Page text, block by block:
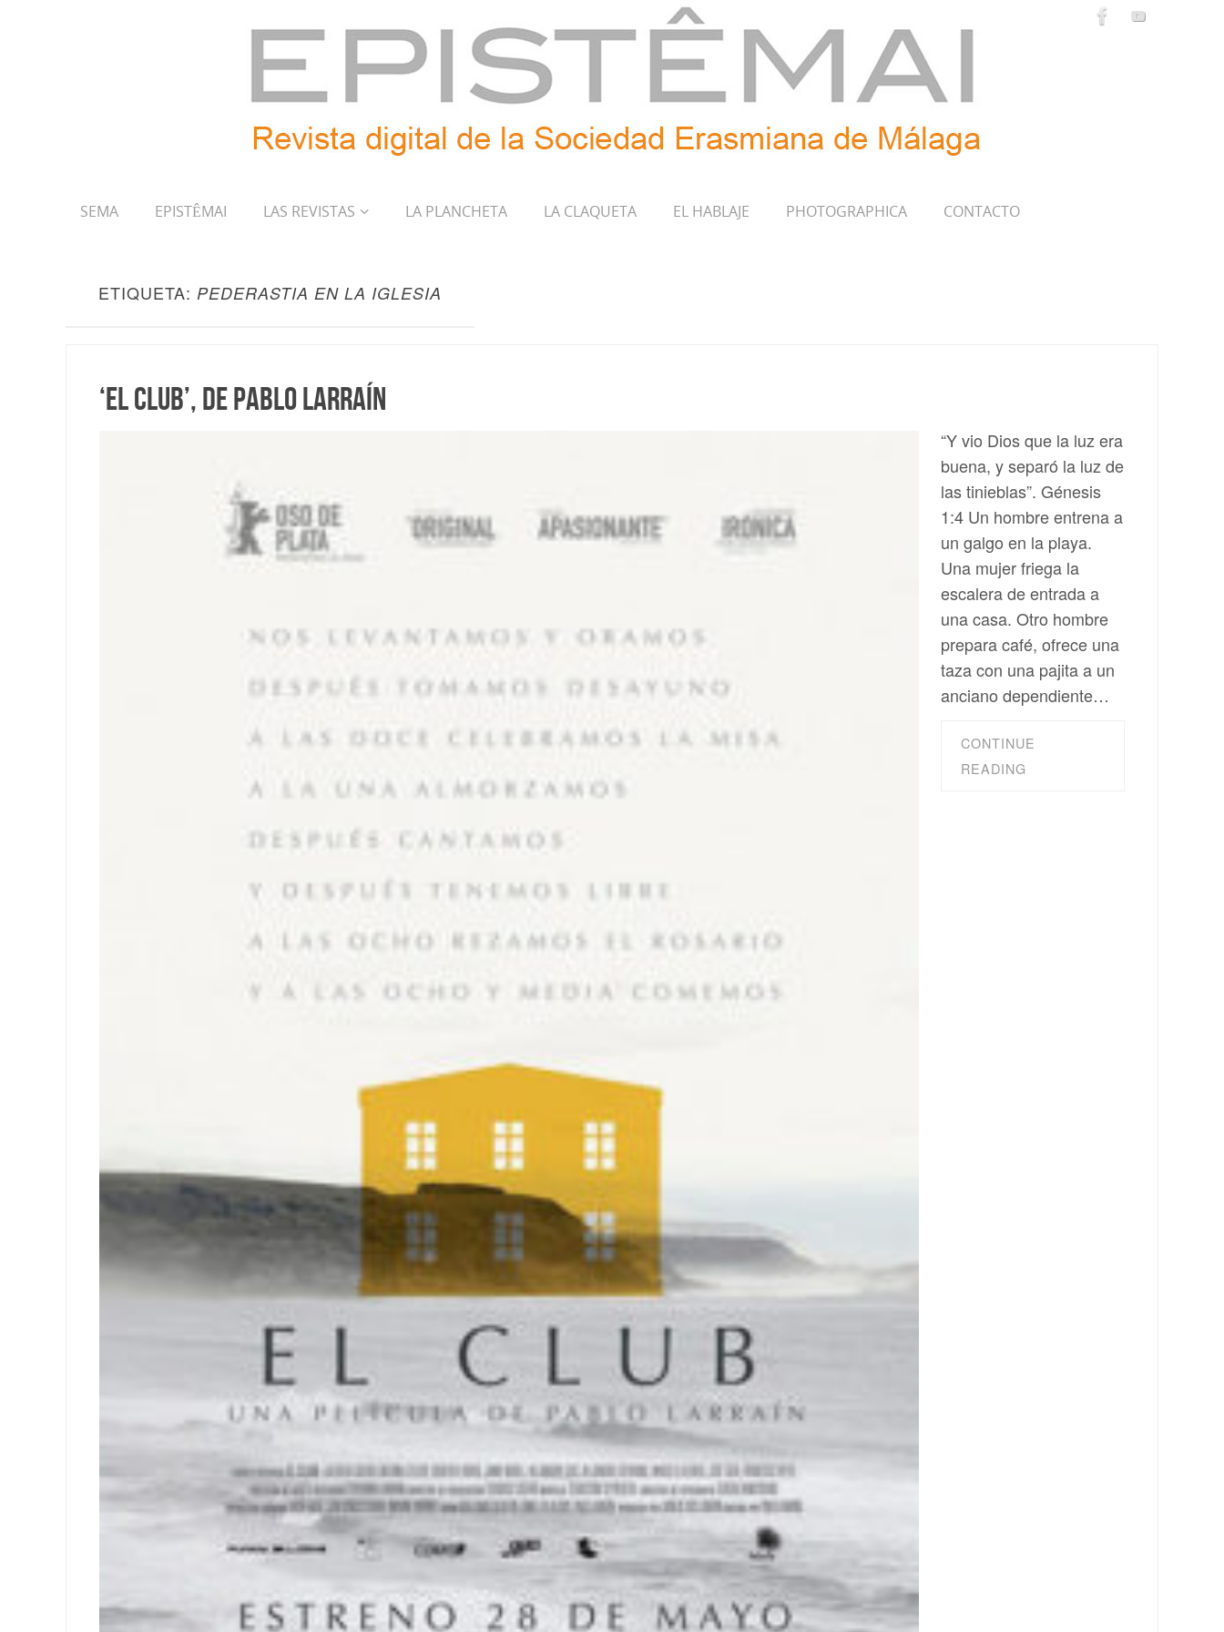
SEMA EPISTÊMAI LAS REVISTAS LA PLANCHETA LA CLAQUETA EL HABLAJE PHOTOGRAPHICA CONTACTO
ETIQUETA: PEDERASTIA EN LA IGLESIA
‘El Club’, de Pablo Larraín
“Y vio Dios que la luz era
buena, y separó la luz de
las tinieblas”. Génesis
1:4 Un hombre entrena a
un galgo en la playa.
Una mujer friega la
escalera de entrada a
una casa. Otro hombre
prepara café, ofrece una
taza con una pajita a un
anciano dependiente…
CONTINUE
READING